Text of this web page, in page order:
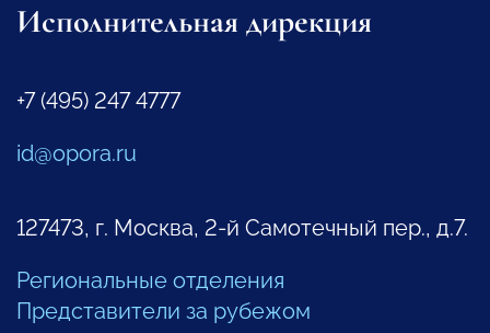
Исполнительная дирекция
+7 (495) 247 4777
id@opora.ru
127473, г. Москва, 2-й Самотечный пер., д.7.
Региональные отделения
Представители за рубежом